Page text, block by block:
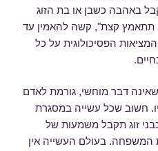
באהבה כשבן או בת הזוג
תתאמץ קצת", קשה להאמין עד
הפסיכולוגית על כל
דבר מוחשי, גורמת לאדם
חשוב שכל עשייה במסגרת
זוג תקבל משמעות של
המשפחה. בעולם העשייה אין